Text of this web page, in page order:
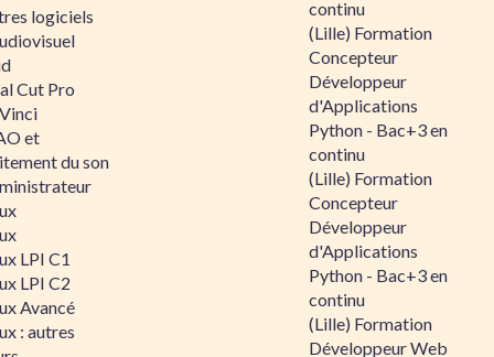
logiciels
Cut Pro
et
du son
LPI C1
LPI C2
Avancé
: autres
continu
(Lille) Formation
Concepteur
Développeur
d'Applications
Python - Bac+3 en
continu
(Lille) Formation
Concepteur
Développeur
d'Applications
Python - Bac+3 en
continu
(Lille) Formation
Développeur Web